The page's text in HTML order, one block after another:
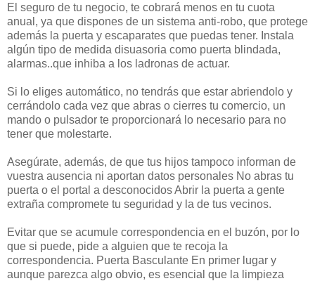
El seguro de tu negocio, te cobrará menos en tu cuota
anual, ya que dispones de un sistema anti-robo, que protege
además la puerta y escaparates que puedas tener. Instala
algún tipo de medida disuasoria como puerta blindada,
alarmas..que inhiba a los ladronas de actuar.
Si lo eliges automático, no tendrás que estar abriendolo y
cerrándolo cada vez que abras o cierres tu comercio, un
mando o pulsador te proporcionará lo necesario para no
tener que molestarte.
Asegúrate, además, de que tus hijos tampoco informan de
vuestra ausencia ni aportan datos personales No abras tu
puerta o el portal a desconocidos Abrir la puerta a gente
extraña compromete tu seguridad y la de tus vecinos.
Evitar que se acumule correspondencia en el buzón, por lo
que si puede, pide a alguien que te recoja la
correspondencia. Puerta Basculante En primer lugar y
aunque parezca algo obvio, es esencial que la limpieza